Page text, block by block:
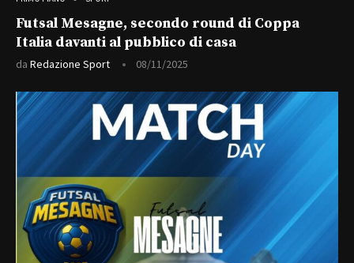
Futsal Mesagne, secondo round di Coppa
Italia davanti al pubblico di casa
da Redazione Sport 08/11/2025